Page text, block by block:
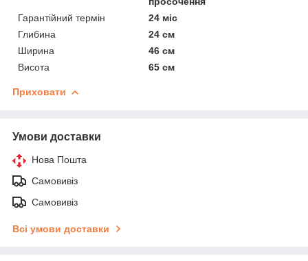
Гарантійний термін
24 міс
Глибина
24 см
Ширина
46 см
Висота
65 см
Приховати
Умови доставки
Нова Пошта
Самовивіз
Самовивіз
Всі умови доставки